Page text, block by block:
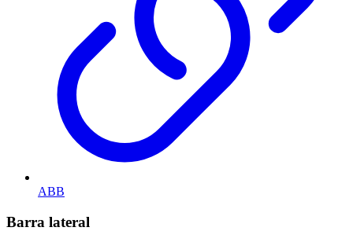
ABB
Barra lateral